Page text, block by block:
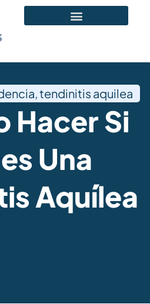
,tendinitis aquilea
Hacer Si
Una
Aquílea